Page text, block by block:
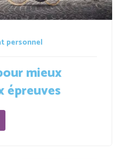
personnel
mieux
épreuves